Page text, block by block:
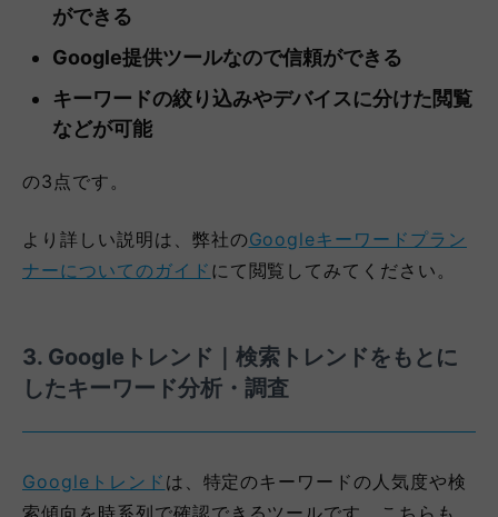
ができる
Google提供ツールなので信頼ができる
キーワードの絞り込みやデバイスに分けた閲覧
などが可能
の3点です。
より詳しい説明は、弊社のGoogleキーワードプラン
ナーについてのガイド にて閲覧してみてください。
3. Googleトレンド｜検索トレンドをもとに
したキーワード分析・調査
Googleトレンド は、特定のキーワードの人気度や検